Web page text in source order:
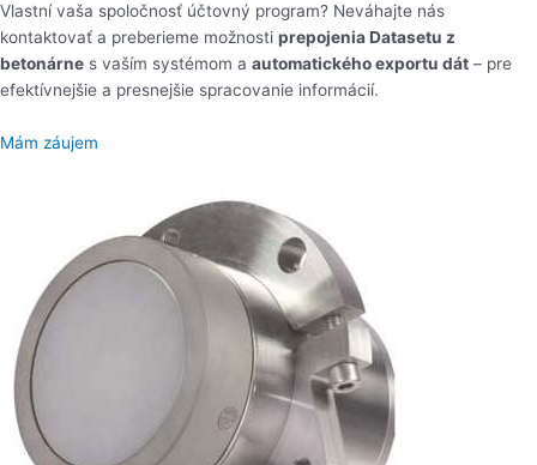
Vlastní vaša spoločnosť účtovný program? Neváhajte nás
kontaktovať a preberieme možnosti prepojenia Datasetu z
betonárne s vaším systémom a automatického exportu dát – pre
efektívnejšie a presnejšie spracovanie informácií.
Mám záujem